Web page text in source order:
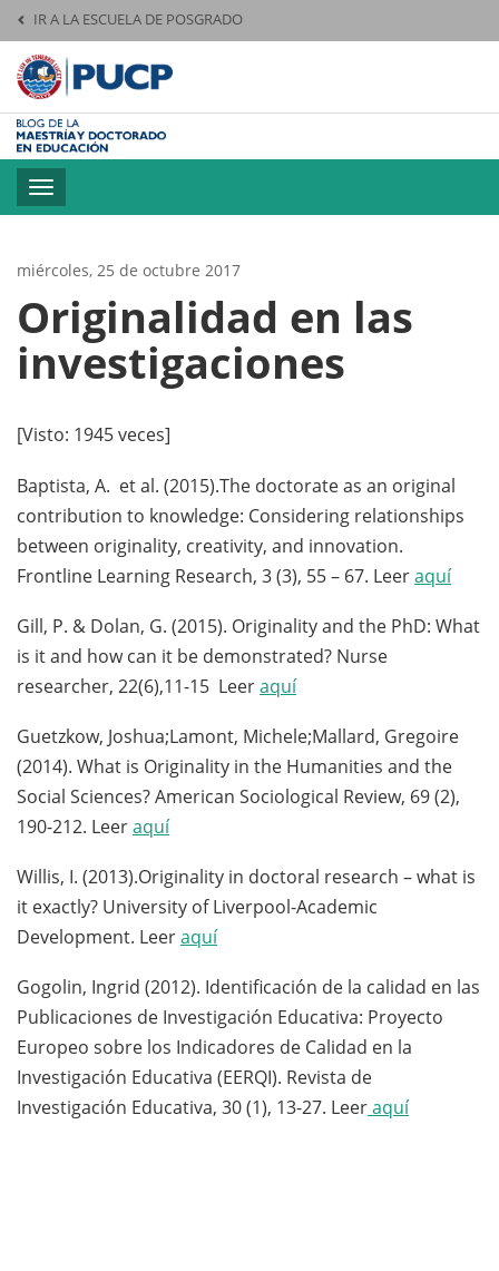
IR A LA ESCUELA DE POSGRADO
Pontificia
Toggle
navigation
miércoles, 25 de octubre 2017
Originalidad en las
investigaciones
[Visto: 1945 veces]
Baptista, A. et al. (2015).The doctorate as an original
contribution to knowledge: Considering relationships
between originality, creativity, and innovation.
Frontline Learning Research, 3 (3), 55 – 67. Leeraquí
Gill, P. & Dolan, G. (2015). Originality and the PhD: What
is it and how can it be demonstrated? Nurse
researcher, 22(6),11-15 Leeraquí
Guetzkow, Joshua;Lamont, Michele;Mallard, Gregoire
(2014). What is Originality in the Humanities and the
Social Sciences? American Sociological Review, 69 (2),
190-212. Leeraquí
Willis, I. (2013).Originality in doctoral research – what is
it exactly? University of Liverpool-Academic
Development. Leeraquí
Gogolin, Ingrid (2012). Identificación de la calidad en las
Publicaciones de Investigación Educativa: Proyecto
Europeo sobre los Indicadores de Calidad en la
Investigación Educativa (EERQI). Revista de
Investigación Educativa, 30 (1), 13-27. Leeraquí